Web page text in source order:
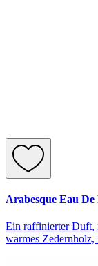
Arabesque Eau
Ein raffinierter Duft,
warmes